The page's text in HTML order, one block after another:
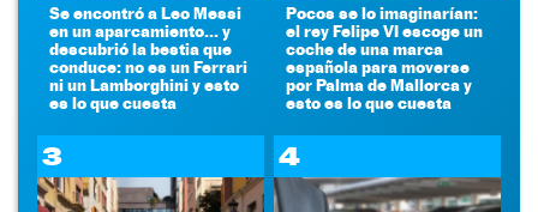
Se encontró a Leo Messi
en un aparcamiento... y
descubrió la bestia que
conduce: no es un Ferrari
ni un Lamborghini y esto
es lo que cuesta
Pocos se lo imaginarían:
el rey Felipe VI escoge un
coche de una marca
española para moverse
por Palma de Mallorca y
esto es lo que cuesta
3 4